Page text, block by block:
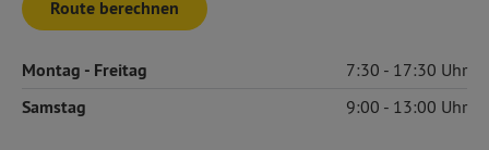
Route berechnen
Montag - Freitag 7:30 17:30
Samstag 9:00 13:00